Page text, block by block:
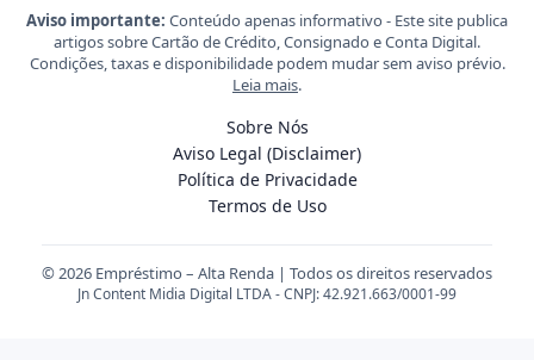
Aviso importante: Conteúdo apenas informativo - Este site publica
artigos sobre Cartão de Crédito, Consignado e Conta Digital.
Condições, taxas e disponibilidade podem mudar sem aviso prévio.
Leia mais.
Sobre Nós
Aviso Legal (Disclaimer)
Política de Privacidade
Termos de Uso
© 2026 Empréstimo – Alta Renda | Todos os direitos reservados
Jn Content Midia Digital LTDA - CNPJ: 42.921.663/0001-99